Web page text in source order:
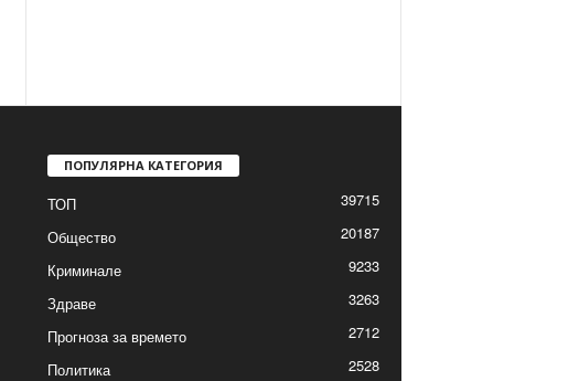
ПОПУЛЯРНА КАТЕГОРИЯ
ТОП
39715
Общество
20187
Криминале
9233
Здраве
3263
Прогноза за времето
2712
Политика
2528